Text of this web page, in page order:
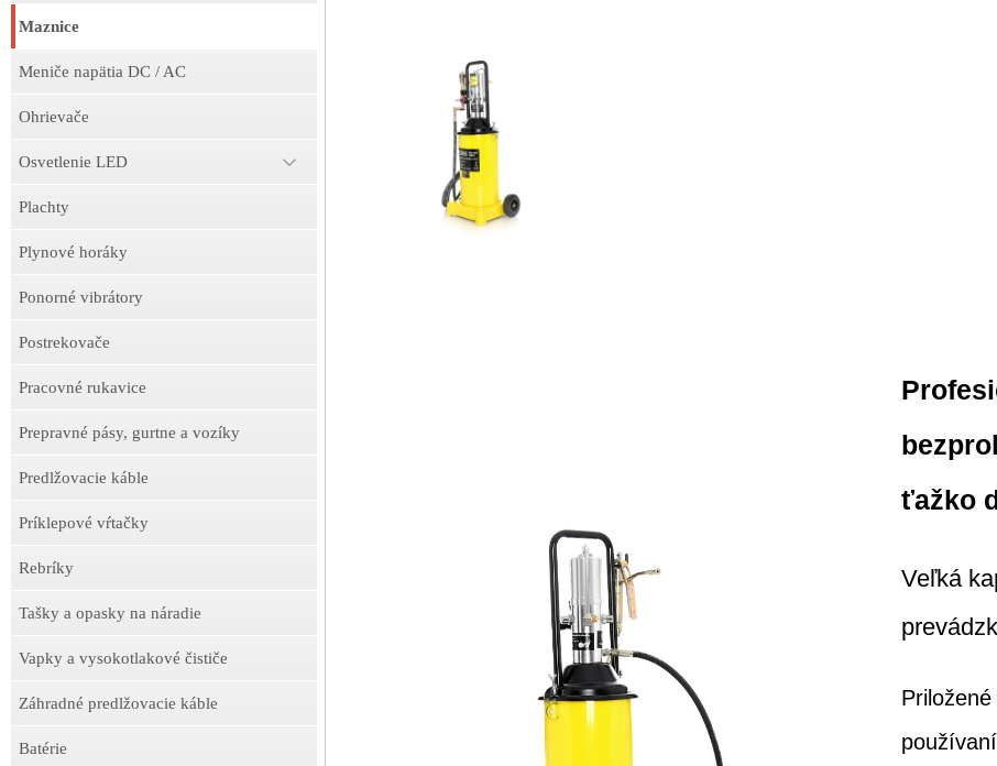
Maznice
Meniče napätia DC / AC
Ohrievače
Osvetlenie LED
Plachty
Plynové horáky
Ponorné vibrátory
Postrekovače
Pracovné rukavice
Prepravné pásy, gurtne a vozíky
Predlžovacie káble
Príklepové vŕtačky
Rebríky
Tašky a opasky na náradie
Vapky a vysokotlakové čističe
Záhradné predlžovacie káble
Batérie
ťažko
Veľká